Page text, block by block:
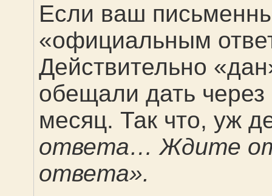
Если ваш
«официальным
Действительно
обещали дать
месяц. Так что, уж
ответа… Ждите
ответа».